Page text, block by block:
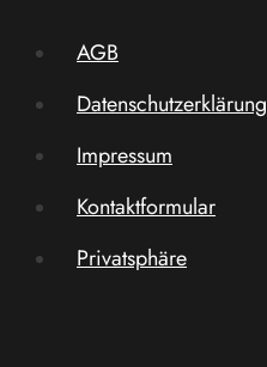
AGB
Datenschutzerklärung
Impressum
Kontaktformular
Privatsphäre